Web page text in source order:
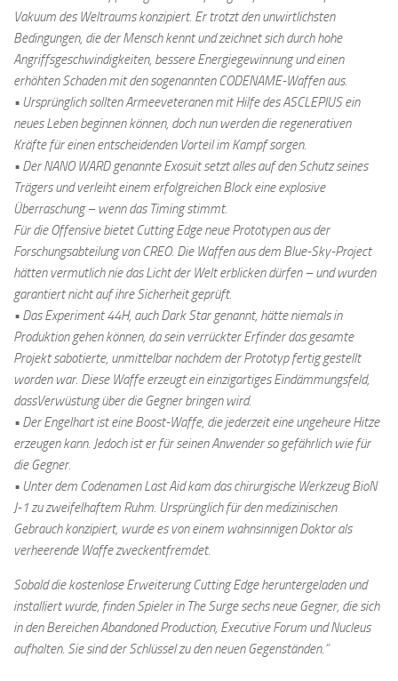
Vakuum des Weltraums konzipiert. Er trotzt den unwirtlichsten
Bedingungen, die der Mensch kennt und zeichnet sich durch hohe
Angriffsgeschwindigkeiten, bessere Energiegewinnung und einen
erhöhten Schaden mit den sogenannten CODENAME-Waffen aus.
• Ursprünglich sollten Armeeveteranen mit Hilfe des ASCLEPIUS ein
neues Leben beginnen können, doch nun werden die regenerativen
Kräfte für einen entscheidenden Vorteil im Kampf sorgen.
• Der NANO WARD genannte Exosuit setzt alles auf den Schutz seines
Trägers und verleiht einem erfolgreichen Block eine explosive
Überraschung – wenn das Timing stimmt.
Für die Offensive bietet Cutting Edge neue Prototypen aus der
Forschungsabteilung von CREO. Die Waffen aus dem Blue-Sky-Project
hätten vermutlich nie das Licht der Welt erblicken dürfen – und wurden
garantiert nicht auf ihre Sicherheit geprüft.
• Das Experiment 44H, auch Dark Star genannt, hätte niemals in
Produktion gehen können, da sein verrückter Erfinder das gesamte
Projekt sabotierte, unmittelbar nachdem der Prototyp fertig gestellt
worden war. Diese Waffe erzeugt ein einzigartiges Eindämmungsfeld,
dassVerwüstung über die Gegner bringen wird.
• Der Engelhart ist eine Boost-Waffe, die jederzeit eine ungeheure Hitze
erzeugen kann. Jedoch ist er für seinen Anwender so gefährlich wie für
die Gegner.
• Unter dem Codenamen Last Aid kam das chirurgische Werkzeug BioN
J-1 zu zweifelhaftem Ruhm. Ursprünglich für den medizinischen
Gebrauch konzipiert, wurde es von einem wahnsinnigen Doktor als
verheerende Waffe zweckentfremdet.
Sobald die kostenlose Erweiterung Cutting Edge heruntergeladen und
installiert wurde, finden Spieler in The Surge sechs neue Gegner, die sich
in den Bereichen Abandoned Production, Executive Forum und Nucleus
aufhalten. Sie sind der Schlüssel zu den neuen Gegenständen.“